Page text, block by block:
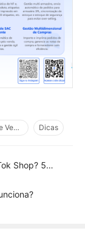
Marketing e Vendas Dicas
Como Aumentar suas Vendas no TikTok Shop? 5 Estratégias de Marketing para você!